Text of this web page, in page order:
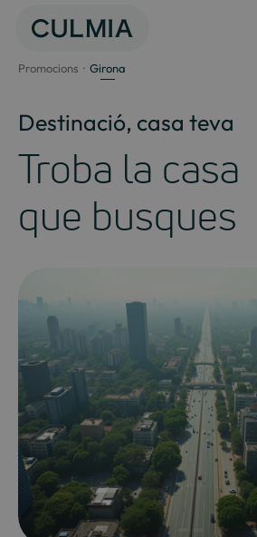
Promocions Girona
Destinació, casa teva
Troba la casa
que busques